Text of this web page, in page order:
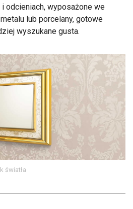
odcieniach, wyposażone we
lub porcelany, gotowe
wyszukane gusta.
światła